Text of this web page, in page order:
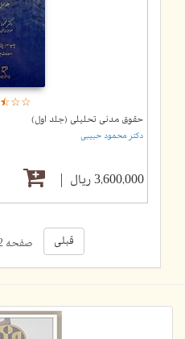
☆☆☆
★★★
حقوق مدنی تحلیلی (جلد اول)
دکتر محمود حبیبی
3,600,000 ریال
قبلی صفحه 2 از 3